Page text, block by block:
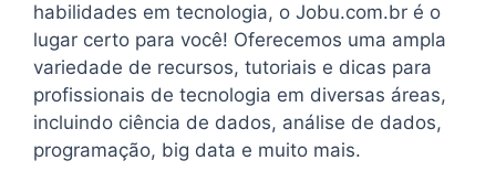
habilidades em tecnologia, o Jobu.com.br é o
lugar certo para você! Oferecemos uma ampla
variedade de recursos, tutoriais e dicas para
profissionais de tecnologia em diversas áreas,
incluindo ciência de dados, análise de dados,
programação, big data e muito mais.